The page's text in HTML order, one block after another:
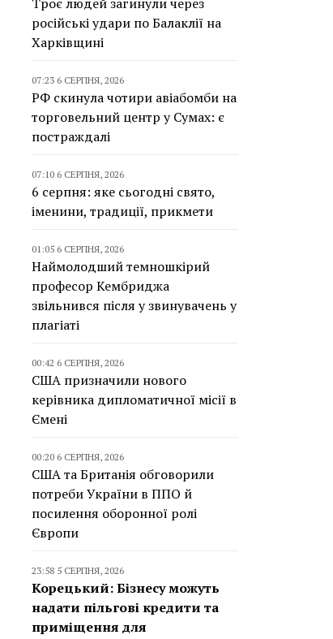
російські удари по Балаклії на
Харківщині
07:23 6 СЕРПНЯ, 2026
РФ скинула чотири авіабомби на
торговельний центр у Сумах: є
постраждалі
07:10 6 СЕРПНЯ, 2026
6 серпня: яке сьогодні свято,
іменини, традиції, прикмети
01:05 6 СЕРПНЯ, 2026
Наймолодший темношкірий
професор Кембриджа
звільнився після у звинувачень у
плагіаті
00:42 6 СЕРПНЯ, 2026
США призначили нового
керівника дипломатичної місії в
Ємені
00:20 6 СЕРПНЯ, 2026
США та Британія обговорили
потреби України в ППО й
посилення оборонної ролі
Європи
23:58 5 СЕРПНЯ, 2026
Корецький: Бізнесу можуть
надати пільгові кредити та
приміщення для